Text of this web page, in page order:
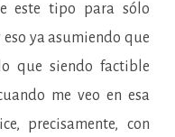
este tipo para sólo
ya asumiendo que
que siendo factible
me veo en esa
precisamente, con